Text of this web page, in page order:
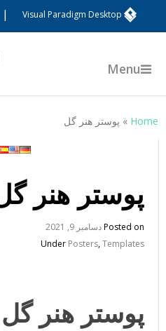
Visual Paradigm Desktop
Menu
Home
» پوستر هنر گل
پوستر هنر گل
Posted onدسامبر 9, 2021
UnderPosters,Templates
پوستر هنر گل